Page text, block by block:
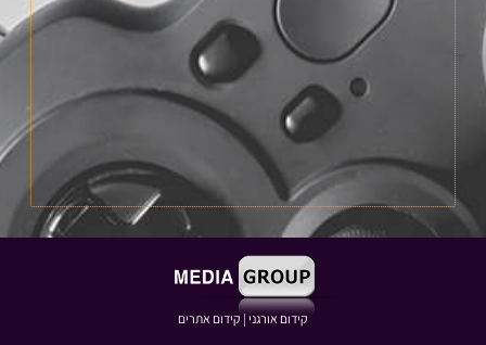
קידום אורגני | קידום אתרים